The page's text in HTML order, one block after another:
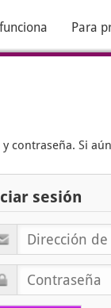
Para
contraseña. Si
sesión